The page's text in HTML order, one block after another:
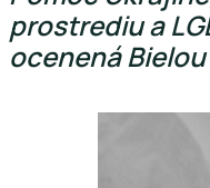
prostrediu a
ocenená